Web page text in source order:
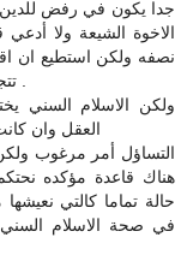
جدا يكون في رفض
الاخوة الشيعة ولا
نصفه ولكن استطيع ان
العقل وان
هناك قاعدة مؤكده
حالة تماما كالتي
في صحة الاسلام السني